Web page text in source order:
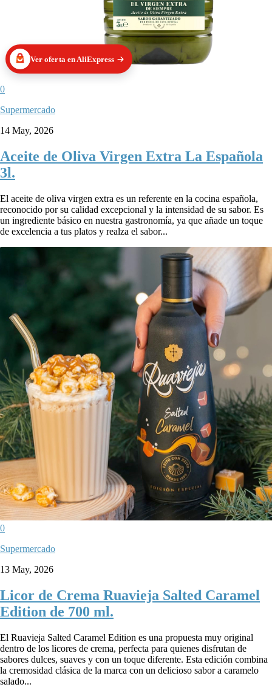
Ver oferta en AliExpress
0
Supermercado
14 May, 2026
Aceite de Oliva Virgen Extra La Española
3l.
El aceite de oliva virgen extra es un referente en la cocina española,
reconocido por su calidad excepcional y la intensidad de su sabor. Es
un ingrediente básico en nuestra gastronomía, ya que añade un toque
de excelencia a tus platos y realza el sabor...
0
Supermercado
13 May, 2026
Licor de Crema Ruavieja Salted Caramel
Edition de 700 ml.
El Ruavieja Salted Caramel Edition es una propuesta muy original
dentro de los licores de crema, perfecta para quienes disfrutan de
sabores dulces, suaves y con un toque diferente. Esta edición combina
la cremosidad clásica de la marca con un delicioso sabor a caramelo
salado...